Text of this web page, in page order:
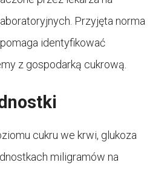
Przyjęta norma
identyfikować
z gospodarką cukrową.
cukru we krwi, glukoza
miligramów na